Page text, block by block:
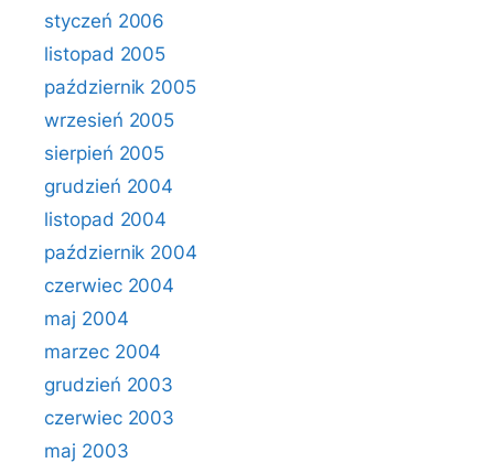
styczeń 2006
listopad 2005
październik 2005
wrzesień 2005
sierpień 2005
grudzień 2004
listopad 2004
październik 2004
czerwiec 2004
maj 2004
marzec 2004
grudzień 2003
czerwiec 2003
maj 2003